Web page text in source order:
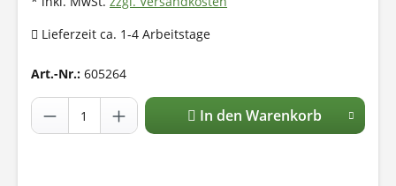
Lieferzeit ca. 1-4 Arbeitstage
Art.-Nr.: 605264
In den Warenkorb